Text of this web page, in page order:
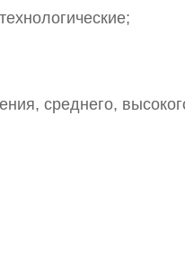
среднего,